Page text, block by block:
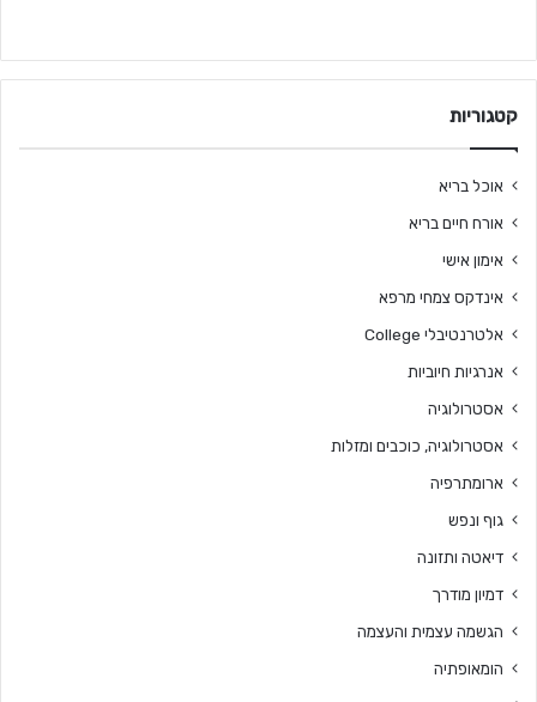
קטגוריות
אוכל בריא
אורח חיים בריא
אימון אישי
אינדקס צמחי מרפא
אלטרנטיבלי College
אנרגיות חיוביות
אסטרולוגיה
אסטרולוגיה, כוכבים ומזלות
ארומתרפיה
גוף ונפש
דיאטה ותזונה
דמיון מודרך
הגשמה עצמית והעצמה
הומאופתיה